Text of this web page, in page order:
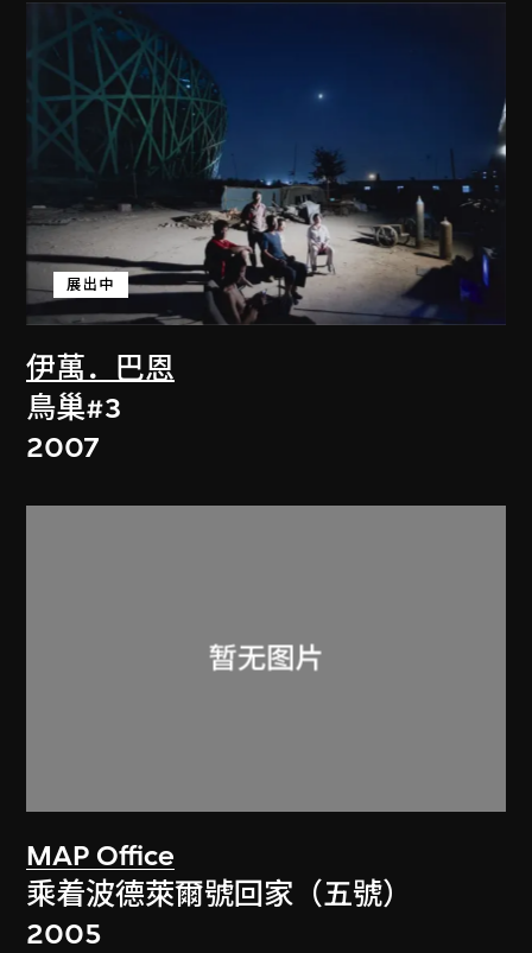
伊萬．巴恩
展出中
鳥巢#3
2007
MAP Office
乘着波德萊爾號回家（五號）
2005